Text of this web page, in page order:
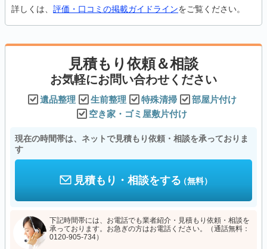
詳しくは、 評価・口コミの掲載ガイドラインをご覧ください。
見積もり依頼＆相談
お気軽にお問い合わせください
遺品整理 生前整理 特殊清掃
部屋片付け
空き家・ゴミ屋敷片付け
現在の時間帯は、ネットで見積もり依頼・相談を承っておりま
す
見積もり・相談をする（無料）
下記時間帯には、お電話でも業者紹介・見積もり依頼・相談を
承っております。お急ぎの方はお電話ください。（通話無料：
0120-905-734）